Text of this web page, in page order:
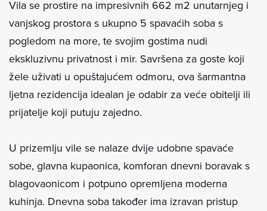
Vila se prostire na impresivnih 662 m2 unutarnjeg i
vanjskog prostora s ukupno 5 spavaćih soba s
pogledom na more, te svojim gostima nudi
ekskluzivnu privatnost i mir. Savršena za goste koji
žele uživati ​​u opuštajućem odmoru, ova šarmantna
ljetna rezidencija idealan je odabir za veće obitelji ili
prijatelje koji putuju zajedno.
U prizemlju vile se nalaze dvije udobne spavaće
sobe, glavna kupaonica, komforan dnevni boravak s
blagovaonicom i potpuno opremljena moderna
kuhinja. Dnevna soba također ima izravan pristup